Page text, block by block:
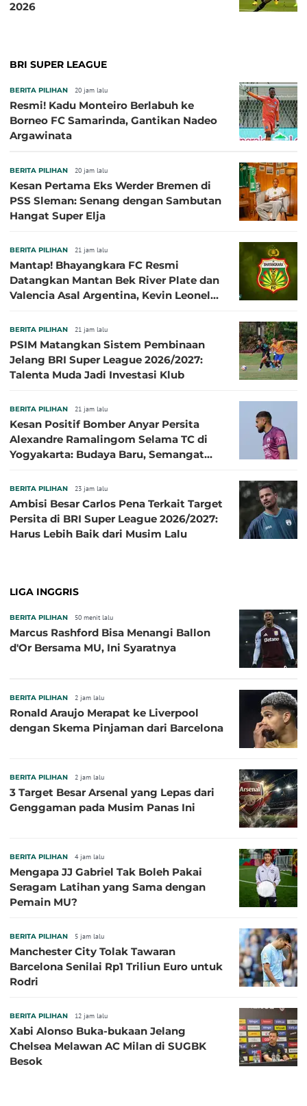
2026
BRI SUPER LEAGUE
BERITA PILIHAN 20 jam lalu
Resmi! Kadu Monteiro Berlabuh ke
Borneo FC Samarinda, Gantikan Nadeo
Argawinata
BERITA PILIHAN 20 jam lalu
Kesan Pertama Eks Werder Bremen di
PSS Sleman: Senang dengan Sambutan
Hangat Super Elja
BERITA PILIHAN 21 jam lalu
Mantap! Bhayangkara FC Resmi
Datangkan Mantan Bek River Plate dan
Valencia Asal Argentina, Kevin Leonel
BERITA PILIHAN 21 jam lalu
PSIM Matangkan Sistem Pembinaan
Jelang BRI Super League 2026/2027:
Talenta Muda Jadi Investasi Klub
BERITA PILIHAN 21 jam lalu
Kesan Positif Bomber Anyar Persita
Alexandre Ramalingom Selama TC di
Yogyakarta: Budaya Baru, Semangat
BERITA PILIHAN 23 jam lalu
Ambisi Besar Carlos Pena Terkait Target
Persita di BRI Super League 2026/2027:
Harus Lebih Baik dari Musim Lalu
LIGA INGGRIS
BERITA PILIHAN 50 menit lalu
Marcus Rashford Bisa Menangi Ballon
d'Or Bersama MU, Ini Syaratnya
BERITA PILIHAN 2 jam lalu
Ronald Araujo Merapat ke Liverpool
dengan Skema Pinjaman dari Barcelona
BERITA PILIHAN 2 jam lalu
3 Target Besar Arsenal yang Lepas dari
Genggaman pada Musim Panas Ini
BERITA PILIHAN 4 jam lalu
Mengapa JJ Gabriel Tak Boleh Pakai
Seragam Latihan yang Sama dengan
Pemain MU?
BERITA PILIHAN 5 jam lalu
Manchester City Tolak Tawaran
Barcelona Senilai Rp1 Triliun Euro untuk
Rodri
BERITA PILIHAN 12 jam lalu
Xabi Alonso Buka-bukaan Jelang
Chelsea Melawan AC Milan di SUGBK
Besok